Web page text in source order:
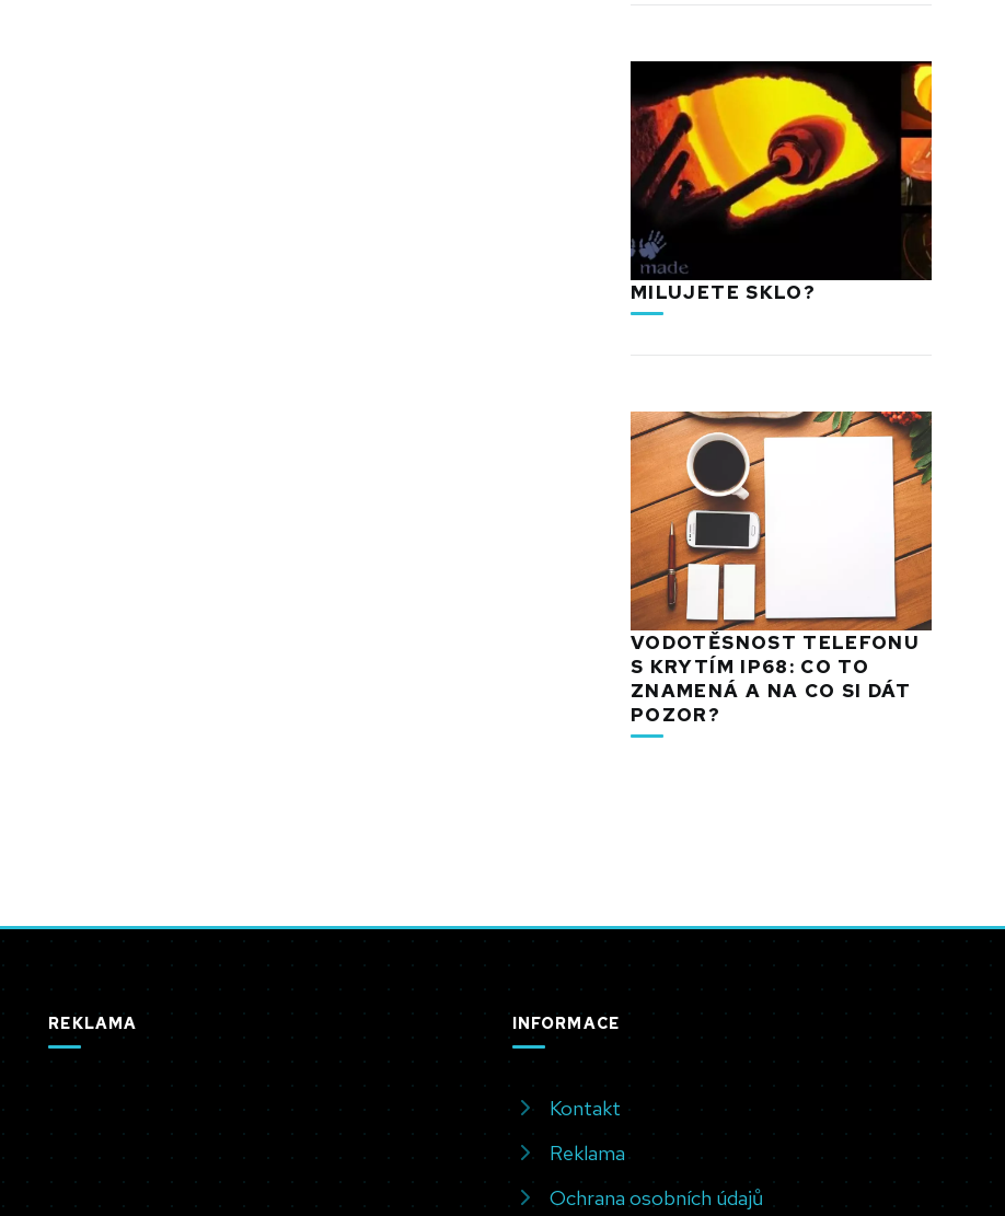
MILUJETE SKLO?
VODOTĚSNOST TELEFONU
S KRYTÍM IP68: CO TO
ZNAMENÁ A NA CO SI DÁT
POZOR?
REKLAMA INFORMACE
Kontakt
Reklama
Ochrana osobních údajů